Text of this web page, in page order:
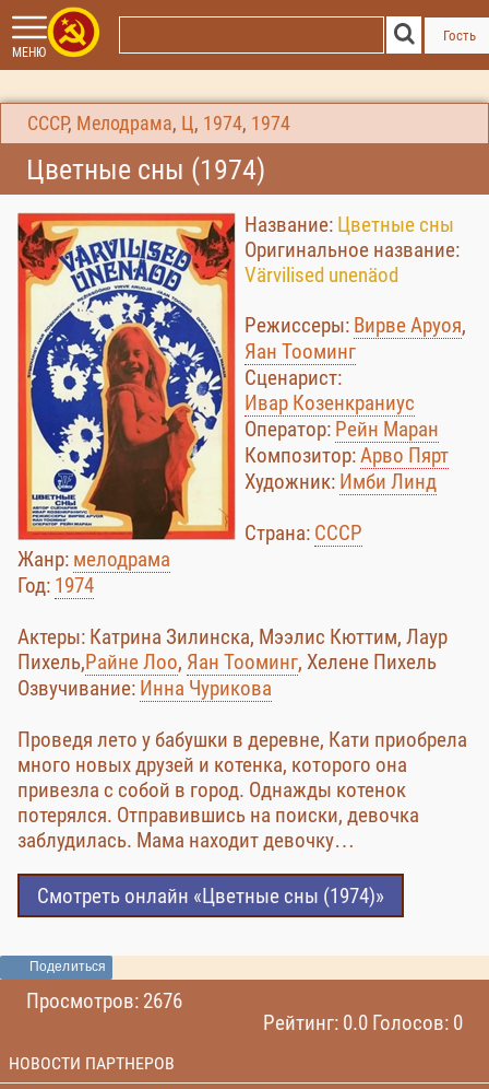
МЕНЮ
Гость
СССР, Мелодрама, Ц, 1974, 1974
Цветные сны (1974)
Название: Цветные сны
Оригинальное название:
Värvilised unenäod
Режиссеры: Вирве Аруоя,
Яан Тооминг
Сценарист:
Ивар Козенкраниус
Оператор: Рейн Маран
Композитор:Арво Пярт
Художник: Имби Линд
Страна: СССР
Жанр: мелодрама
Год: 1974
Актеры: Катрина Зилинска, Мээлис Кюттим, Лаур
Пихель,Райне Лоо, Яан Тооминг, Хелене Пихель
Озвучивание: Инна Чурикова
Проведя лето у бабушки в деревне, Кати приобрела
много новых друзей и котенка, которого она
привезла с собой в город. Однажды котенок
потерялся. Отправившись на поиски, девочка
заблудилась. Мама находит девочку…
Смотреть онлайн «Цветные сны (1974)»
Поделиться
Просмотров: 2676
Рейтинг: 0.0 Голосов: 0
НОВОСТИ ПАРТНЕРОВ